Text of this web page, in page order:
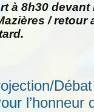
à 8h30
/ retour
l’honneur